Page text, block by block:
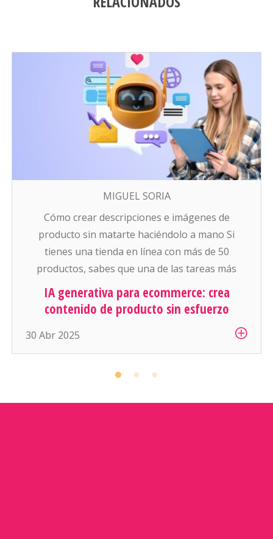
MIGUEL SORIA
Cómo crear descripciones e imágenes de
producto sin matarte haciéndolo a mano Si
tienes una tienda en línea con más de 50
productos, sabes que una de las tareas más
pesadas (y aburridas) es: escribir descripciones
atractivas y conseguir buenas fotos para cada
artículo. Y si manejas cientos o miles de
productos… es simplemente inhumano […]
IA generativa para ecommerce: crea
contenido de producto sin esfuerzo
30 Abr 2025